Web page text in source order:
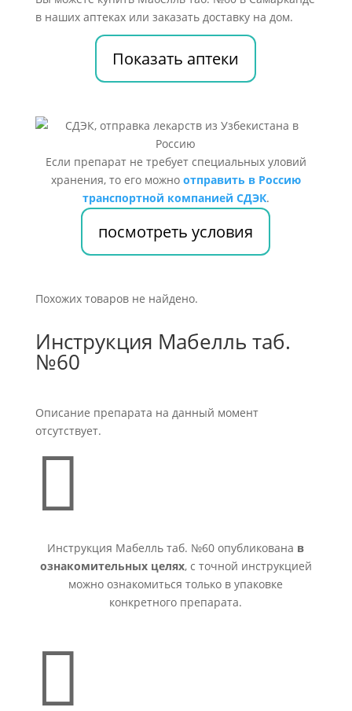
в наших аптеках или заказать доставку на дом.
Показать аптеки
Если препарат не требует специальных уловий
хранения, то его можно отправить в Россию
транспортной компанией СДЭК.
посмотреть условия
Похожих товаров не найдено.
Инструкция Мабелль таб.
№60
Описание препарата на данный момент
отсутствует.

Инструкция Мабелль таб. №60 опубликована в
ознакомительных целях, с точной инструкцией
можно ознакомиться только в упаковке
конкретного препарата.
